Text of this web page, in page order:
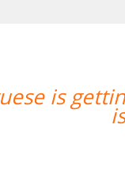
is a great